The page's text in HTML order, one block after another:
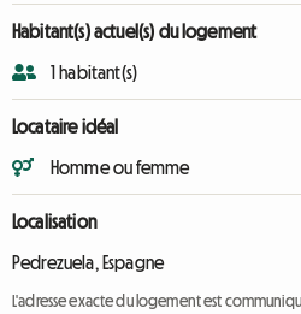
Habitant(s) actuel(s) du logement
1 habitant(s)
Locataire idéal
Homme ou femme
Localisation
Pedrezuela, Espagne
L'adresse exacte du logement est